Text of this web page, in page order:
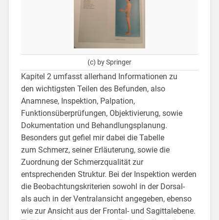
(c) by Springer
Kapitel 2 umfasst allerhand Informationen zu
den wichtigsten Teilen des Befunden, also
Anamnese, Inspektion, Palpation,
Funktionsüberprüfungen, Objektivierung, sowie
Dokumentation und Behandlungsplanung.
Besonders gut gefiel mir dabei die Tabelle
zum Schmerz, seiner Erläuterung, sowie die
Zuordnung der Schmerzqualität zur
entsprechenden Struktur. Bei der Inspektion werden
die Beobachtungskriterien sowohl in der Dorsal-
als auch in der Ventralansicht angegeben, ebenso
wie zur Ansicht aus der Frontal- und Sagittalebene.